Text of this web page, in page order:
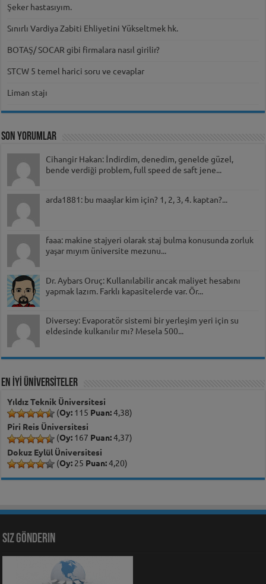
Şeker hastasıyım.
Sınırlı Vardiya Zabiti Ehliyetini Yükseltmek hk.
BOTAŞ/ SOCAR gibi firmalara nasıl girilir?
STCW 5 temel harici soru ve cevaplar
Liman stajı
Son Yorumlar
Cihangir Hakan: İndirdim, denedim, genelde güzel,
bende verdiği problem, full speed de saft jene...
arda1881: bu maaşlar kim için? 1, 2, 3, 4. kaptan?...
faaa: makine stajyeri olarak staj bulma konusunda zorluk
yaşar mıyım üniversite mezunu...
Dr. Aybars Oruç: Kullanılabilir ancak maliyet hesabını
yapmak lazım. Farklı kapasitelerde var. Ör...
Diversey: Evaporatör sistemi bir yerleşim yeri için su
eldesinde kulkanılır mı? Mesela 500...
EN İYİ ÜNİVERSİTELER
Yıldız Teknik Üniversitesi
(Oy: 115 Puan:4,38)
Piri Reis Üniversitesi
(Oy: 167 Puan:4,37)
Dokuz Eylül Üniversitesi
(Oy: 25 Puan:4,20)
Siz Gönderin